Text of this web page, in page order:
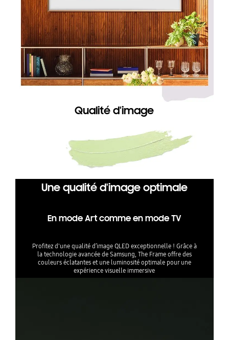
Qualité d'image
Une qualité d'image optimale
En mode Art comme en mode TV
Profitez d'une qualité d’image QLED exceptionnelle ! Grâce à
la technologie avancée de Samsung, The Frame offre des
couleurs éclatantes et une luminosité optimale pour une
expérience visuelle immersive